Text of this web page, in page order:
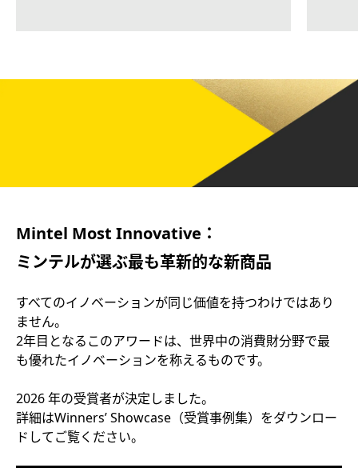
Mintel Most Innovative：
ミンテルが選ぶ最も革新的な新商品
すべてのイノベーションが同じ価値を持つわけではあり
ません。
2年目となるこのアワードは、世界中の消費財分野で最
も優れたイノベーションを称えるものです。
2026 年の受賞者が決定しました。
詳細はWinners’ Showcase（受賞事例集）をダウンロー
ドしてご覧ください。